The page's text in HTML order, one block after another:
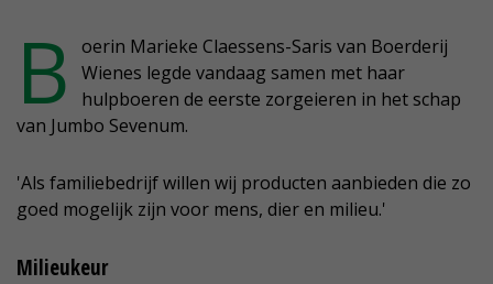
B
oerin Marieke Claessens-Saris van Boerderij
Wienes legde vandaag samen met haar
hulpboeren de eerste zorgeieren in het schap
van Jumbo Sevenum.
'Als familiebedrijf willen wij producten aanbieden die zo
goed mogelijk zijn voor mens, dier en milieu.'
Milieukeur